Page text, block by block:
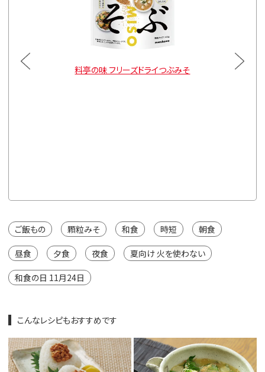
料亭の味 フリーズドライつぶみそ
ご飯もの 顆粒みそ 和食 時短 朝食
昼食 夕食 夜食 夏向け 火を使わない
和食の日 11月24日
こんなレシピもおすすめです